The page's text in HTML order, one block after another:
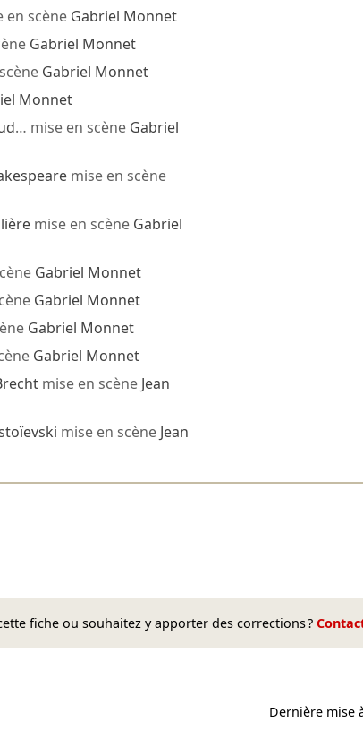
en scène Gabriel Monnet
Gabriel Monnet
Gabriel Monnet
Monnet
… mise en scène Gabriel
mise en scène
mise en scène Gabriel
Gabriel Monnet
Gabriel Monnet
Gabriel Monnet
Gabriel Monnet
mise en scène Jean
mise en scène Jean
fiche ou souhaitez y apporter des corrections ?
Dernière mise